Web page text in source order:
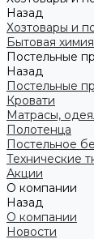
Назад
Хозтовары и
Бытовая химия
Постельные
Назад
Постельные
Кровати
Матрасы,
Полотенца
Постельное
Технические
Акции
О компании
Назад
О компании
Новости